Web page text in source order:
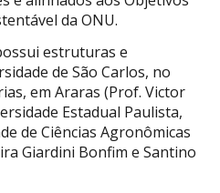
da ONU.
estruturas e
de São Carlos, no
em Araras (Prof. Victor
Estadual Paulista,
de Ciências Agronômicas
Giardini Bonfim e Santino